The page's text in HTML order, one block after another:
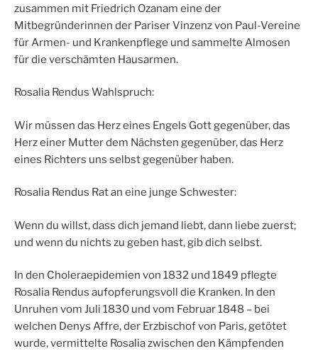
zusammen mit Friedrich Ozanam eine der
Mitbegründerinnen der Pariser Vinzenz von Paul-Vereine
für Armen- und Krankenpflege und sammelte Almosen
für die verschämten Hausarmen.
Rosalia Rendus Wahlspruch:
Wir müssen das Herz eines Engels Gott gegenüber, das
Herz einer Mutter dem Nächsten gegenüber, das Herz
eines Richters uns selbst gegenüber haben.
Rosalia Rendus Rat an eine junge Schwester:
Wenn du willst, dass dich jemand liebt, dann liebe zuerst;
und wenn du nichts zu geben hast, gib dich selbst.
In den Choleraepidemien von 1832 und 1849 pflegte
Rosalia Rendus aufopferungsvoll die Kranken. In den
Unruhen vom Juli 1830 und vom Februar 1848 – bei
welchen Denys Affre, der Erzbischof von Paris, getötet
wurde, vermittelte Rosalia zwischen den Kämpfenden